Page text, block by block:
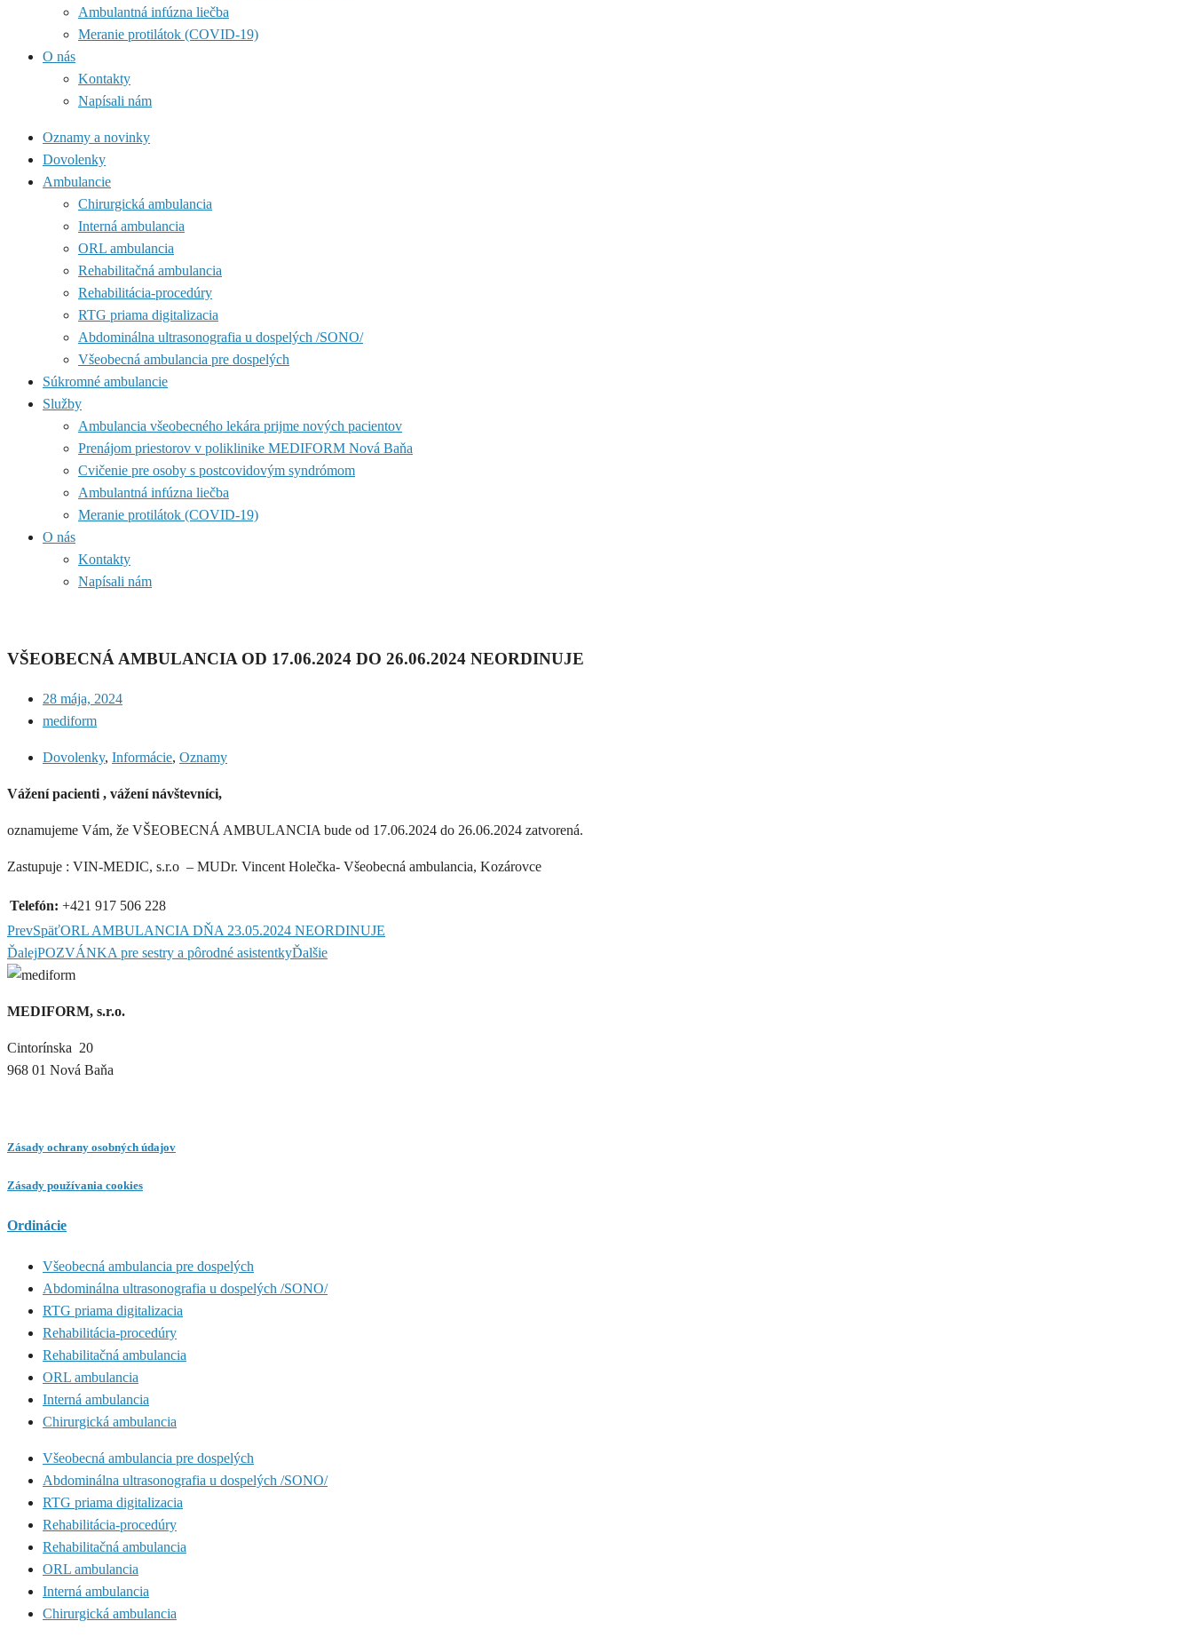
Ambulantná infúzna liečba
Meranie protilátok (COVID-19)
O nás
Kontakty
Napísali nám
Oznamy a novinky
Dovolenky
Ambulancie
Chirurgická ambulancia
Interná ambulancia
ORL ambulancia
Rehabilitačná ambulancia
Rehabilitácia-procedúry
RTG priama digitalizacia
Abdominálna ultrasonografia u dospelých /SONO/
Všeobecná ambulancia pre dospelých
Súkromné ambulancie
Služby
Ambulancia všeobecného lekára prijme nových pacientov
Prenájom priestorov v poliklinike MEDIFORM Nová Baňa
Cvičenie pre osoby s postcovidovým syndrómom
Ambulantná infúzna liečba
Meranie protilátok (COVID-19)
O nás
Kontakty
Napísali nám
VŠEOBECNÁ AMBULANCIA OD 17.06.2024 DO 26.06.2024 NEORDINUJE
28 mája, 2024
mediform
Dovolenky, Informácie, Oznamy
Vážení pacienti , vážení návštevníci,
oznamujeme Vám, že VŠEOBECNÁ AMBULANCIA bude od 17.06.2024 do 26.06.2024 zatvorená.
Zastupuje : VIN-MEDIC, s.r.o – MUDr. Vincent Holečka- Všeobecná ambulancia, Kozárovce
Telefón: +421 917 506 228
PrevSpäťORL AMBULANCIA DŇA 23.05.2024 NEORDINUJE
ĎalejPOZVÁNKA pre sestry a pôrodné asistentkyĎalšie
MEDIFORM, s.r.o.
Cintorínska 20
968 01 Nová Baňa
Zásady ochrany osobných údajov
Zásady používania cookies
Ordinácie
Všeobecná ambulancia pre dospelých
Abdominálna ultrasonografia u dospelých /SONO/
RTG priama digitalizacia
Rehabilitácia-procedúry
Rehabilitačná ambulancia
ORL ambulancia
Interná ambulancia
Chirurgická ambulancia
Všeobecná ambulancia pre dospelých
Abdominálna ultrasonografia u dospelých /SONO/
RTG priama digitalizacia
Rehabilitácia-procedúry
Rehabilitačná ambulancia
ORL ambulancia
Interná ambulancia
Chirurgická ambulancia